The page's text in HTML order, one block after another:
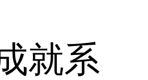
就系